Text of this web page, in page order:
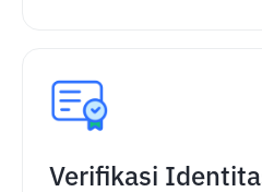
Verifikasi